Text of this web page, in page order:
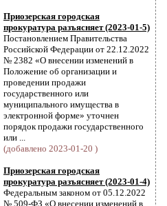
Приозерская городская
прокуратура разъясняет (2023-01-5)
Постановлением Правительства
Российской Федерации от 22.12.2022
№ 2382 «О внесении изменений в
Положение об организации и
проведении продажи
государственного или
муниципального имущества в
электронной форме» уточнен
порядок продажи государственного
или ...
(добавлено 2023-01-20 )
Приозерская городская
прокуратура разъясняет (2023-01-4)
Федеральным законом от 05.12.2022
№ 509-ФЗ «О внесении изменений в